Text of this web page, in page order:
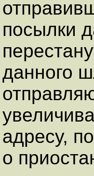
посылки
данного
адресу,
о